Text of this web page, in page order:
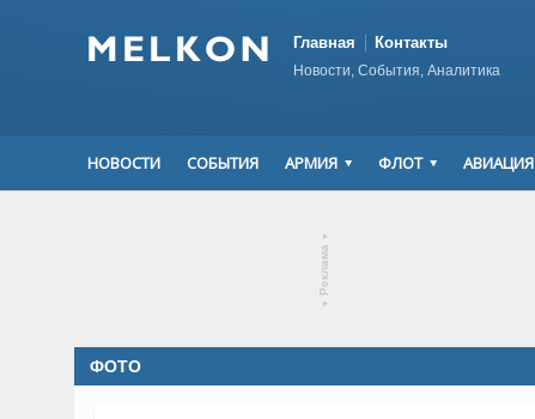
Главная Контакты
Новости, События, Аналитика
НОВОСТИ СОБЫТИЯ АРМИЯ ФЛОТ АВИАЦИЯ
▾
Реклама
▾
ФОТО